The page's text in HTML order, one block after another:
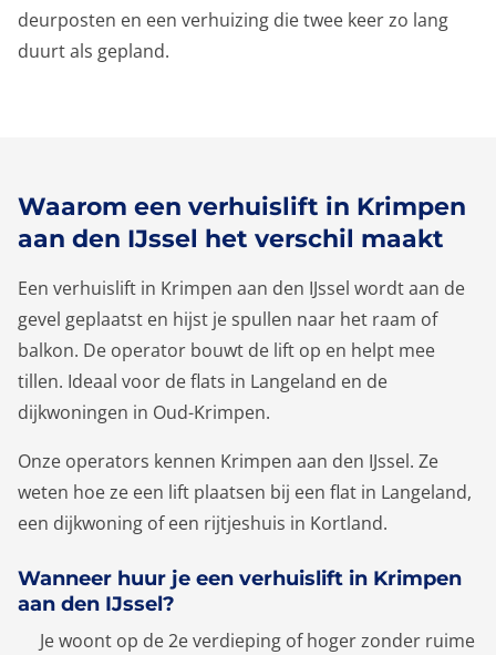
deurposten en een verhuizing die twee keer zo lang
duurt als gepland.
Waarom een verhuislift in Krimpen
aan den IJssel het verschil maakt
Een verhuislift in Krimpen aan den IJssel wordt aan de
gevel geplaatst en hijst je spullen naar het raam of
balkon. De operator bouwt de lift op en helpt mee
tillen. Ideaal voor de flats in Langeland en de
dijkwoningen in Oud-Krimpen.
Onze operators kennen Krimpen aan den IJssel. Ze
weten hoe ze een lift plaatsen bij een flat in Langeland,
een dijkwoning of een rijtjeshuis in Kortland.
Wanneer huur je een verhuislift in Krimpen
aan den IJssel?
Je woont op de 2e verdieping of hoger zonder ruime